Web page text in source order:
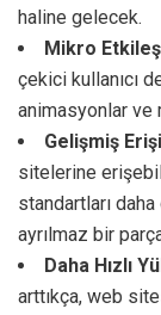
haline gelecek.
Mikro
çekici kullanıcı
animasyonlar ve
Gelişmiş
sitelerine
standartları
ayrılmaz bir
Daha Hızlı
arttıkça, web